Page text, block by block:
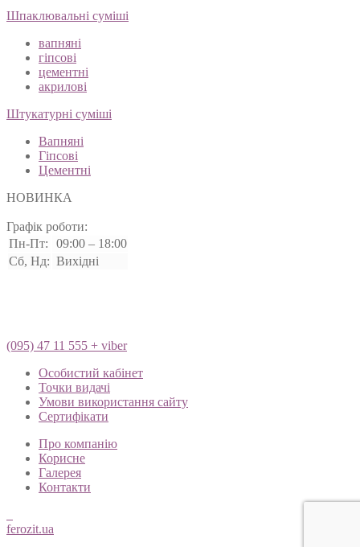
Шпаклювальні суміші
вапняні
гіпсові
цементні
акрилові
Штукатурні суміші
Вапняні
Гіпсові
Цементні
НОВИНКА
Графік роботи:
Пн-Пт:
09:00 – 18:00
Сб, Нд: Вихідні
(095) 47 11 555 + viber
Особистий кабінет
Точки видачі
Умови використання сайту
Сертифікати
Про компанію
Корисне
Галерея
Контакти
ferozit.ua